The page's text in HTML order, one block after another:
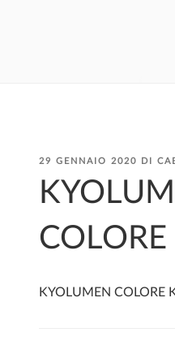
PUBBLICATO
29 GENNAIO 2020 DI
KYOLUMEN COLORE